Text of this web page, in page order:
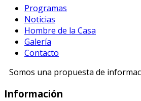
Programas
Noticias
Hombre de la Casa
Galería
Contacto
Somos una propuesta de
Información